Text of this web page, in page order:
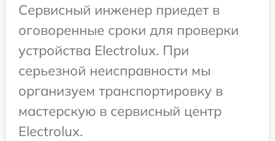
Сервисный инженер приедет в
оговоренные сроки для проверки
устройства Electrolux. При
серьезной неисправности мы
организуем транспортировку в
мастерскую в сервисный центр
Electrolux.